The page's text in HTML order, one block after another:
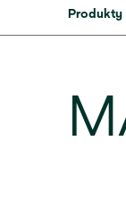
Produkty